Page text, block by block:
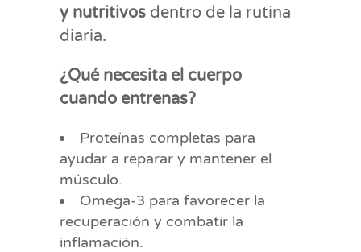
y nutritivos dentro de la rutina
diaria.
¿Qué necesita el cuerpo
cuando entrenas?
Proteínas completas para
ayudar a reparar y mantener el
músculo.
Omega-3 para favorecer la
recuperación y combatir la
inflamación.